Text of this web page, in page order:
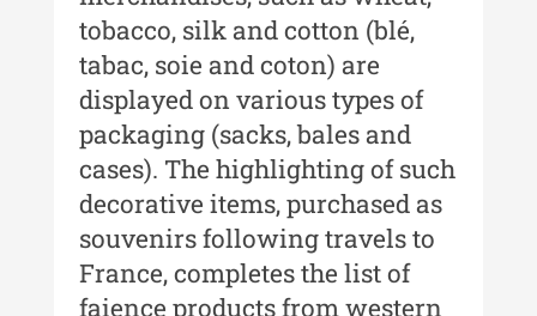
Buletinul Centrului de Cercetare
și Conservare-Restaurare a
Patrimoniului - 2020
Buletinul Centrului de Cercetare
și Conservare-Restaurare a
Patrimoniului - 2019
Indexul Complet
tobacco, silk and cotton (blé,
tabac, soie and coton) are
displayed on various types of
packaging (sacks, bales and
cases). The highlighting of such
decorative items, purchased as
souvenirs following travels to
France, completes the list of
faience products from western